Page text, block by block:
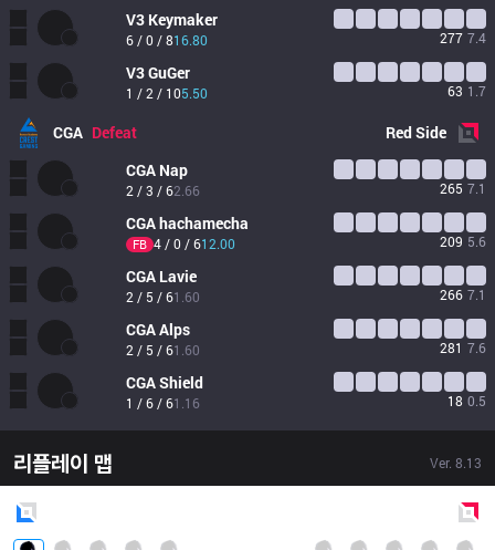
V3 Keymaker
6 / 0 / 816.80 277 7.4
V3GuGer
1 / 2 / 105.50 63 1.7
CGA Defeat RedSide
CGA Nap
2 / 3 / 62.66 265 7.1
CGAhachamecha
FB 4 / 0 / 612.00 209 5.6
CGA Lavie
2 / 5 / 61.60 266 7.1
CGAAlps
2 / 5 / 61.60 281 7.6
CGAShield
1 / 6 / 61.16 18 0.5
리플레이 맵 Ver. 8.13